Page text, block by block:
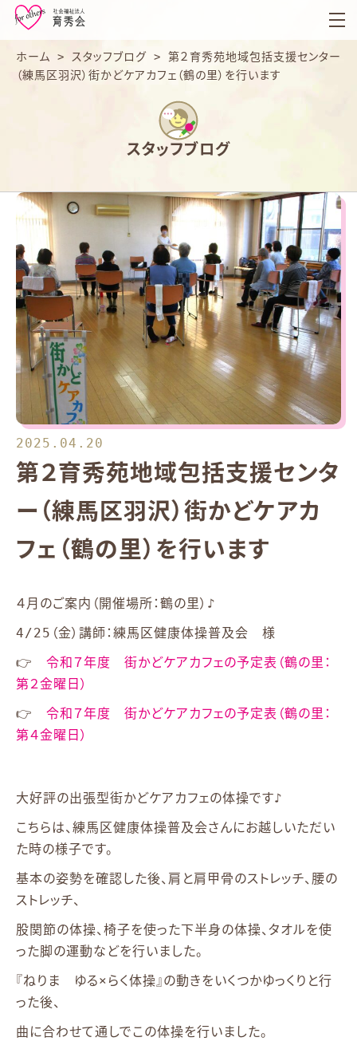
育
秀
会
ホーム > スタッフブログ > 第２育秀苑地域包括支援センター
（練馬区羽沢）街かどケアカフェ（鶴の里）を行います
スタッフブログ
2025.04.20
第２育秀苑地域包括支援センタ
ー（練馬区羽沢）街かどケアカ
フェ（鶴の里）を行います
４月のご案内（開催場所：鶴の里）♪
4/25（金）講師：練馬区健康体操普及会 様
👉 令和７年度 街かどケアカフェの予定表（鶴の里：
第２金曜日）
👉 令和７年度 街かどケアカフェの予定表（鶴の里：
第４金曜日）
大好評の出張型街かどケアカフェの体操です♪
こちらは、練馬区健康体操普及会さんにお越しいただい
た時の様子です。
基本の姿勢を確認した後、肩と肩甲骨のストレッチ、腰の
ストレッチ、
股関節の体操、椅子を使った下半身の体操、タオルを使
った脚の運動などを行いました。
『ねりま ゆる×らく体操』の動きをいくつかゆっくりと行
った後、
曲に合わせて通しでこの体操を行いました。